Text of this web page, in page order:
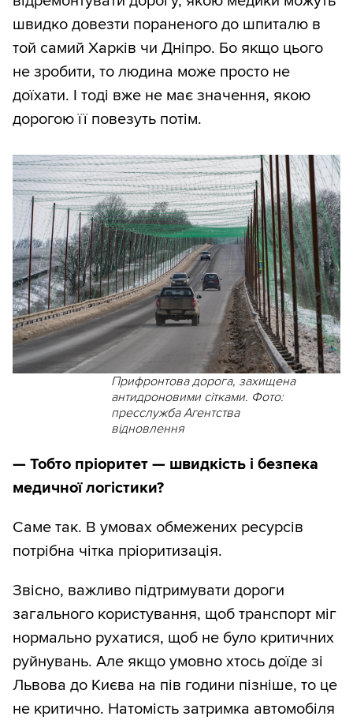
швидко довезти пораненого до шпиталю в
той самий Харків чи Дніпро. Бо якщо цього
не зробити, то людина може просто не
доїхати. І тоді вже не має значення, якою
дорогою її повезуть потім.
Прифронтова дорога, захищена
антидроновими сітками. Фото:
пресслужба Агентства
відновлення
— Тобто пріоритет — швидкість і безпека
медичної логістики?
Саме так. В умовах обмежених ресурсів
потрібна чітка пріоритизація.
Звісно, важливо підтримувати дороги
загального користування, щоб транспорт міг
нормально рухатися, щоб не було критичних
руйнувань. Але якщо умовно хтось доїде зі
Львова до Києва на пів години пізніше, то це
не критично. Натомість затримка автомобіля